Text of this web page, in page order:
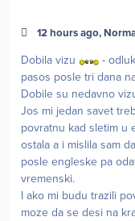
12 hours ago,
Dobila vizu
-
pasos posle tri dana
Dobile su nedavno
Jos mi jedan savet
povratnu kad sletim u
ostala a i mislila sam
posle engleske pa
vremenski.
I ako mi budu trazili
moze da se desi na